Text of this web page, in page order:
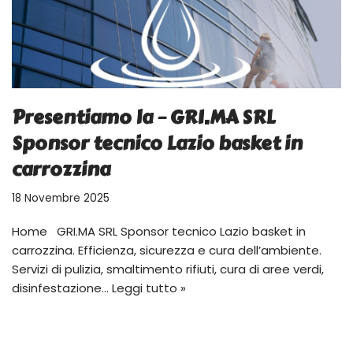
Presentiamo la – GRI.MA SRL
Sponsor tecnico Lazio basket in
carrozzina
18 Novembre 2025
Home GRI.MA SRL Sponsor tecnico Lazio basket in
carrozzina. Efficienza, sicurezza e cura dell’ambiente.
Servizi di pulizia, smaltimento rifiuti, cura di aree verdi,
disinfestazione… Leggi tutto »